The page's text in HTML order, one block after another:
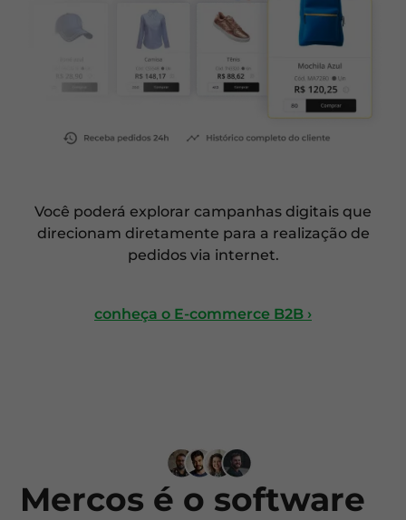
Você poderá explorar campanhas digitais que
direcionam diretamente para a realização de
pedidos via internet.
conheça o E-commerce B2B ›
Mercos é o software